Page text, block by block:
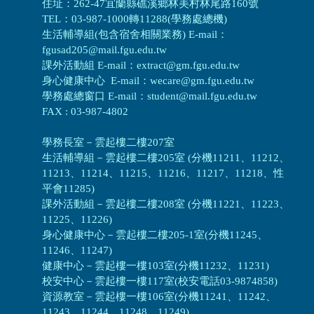
住址：262-47宜蘭縣礁溪鄉林美村林尾路160號
TEL：03-987-1000轉11288(學務處總機)
生活輔導組(包含宿舍相關業務) E-mail：
fgusad205@mail.fgu.edu.tw
課外活動組 E-mail：extract@gm.fgu.edu.tw
身心健康中心 E-mail：wecare@gm.fgu.edu.tw
學務處總窗口 E-mail：student@mail.fgu.edu.tw
FAX : 03-987-4802
學務長室－雲起樓二樓207室
生活輔導組 － 雲起樓二樓205室 (分機11211、11212、
11213、11214、11215、11216、11217、11218、性
平會11285)
課外活動組 － 雲起樓二樓208室 (分機11221、11223、
11225、11226)
身心健康中心 － 雲起樓二樓205-1室(分機11245、
11246、11247)
健康中心－ 雲起樓一樓103室(分機11232、11231)
校安中心－ 雲起樓一樓117室(校安電話03-9874858)
資源教室 － 雲起樓一樓106室(分機11241、11242、
11243、11244、11248、11249)